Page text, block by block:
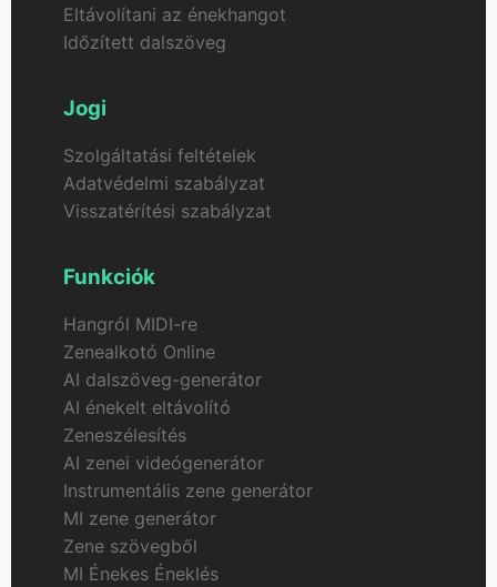
Eltávolítani az énekhangot
Időzített dalszöveg
Jogi
Szolgáltatási feltételek
Adatvédelmi szabályzat
Visszatérítési szabályzat
Funkciók
Hangról MIDI-re
Zenealkotó Online
AI dalszöveg-generátor
AI énekelt eltávolító
Zeneszélesítés
AI zenei videógenerátor
Instrumentális zene generátor
MI zene generátor
Zene szövegből
MI Énekes Éneklés